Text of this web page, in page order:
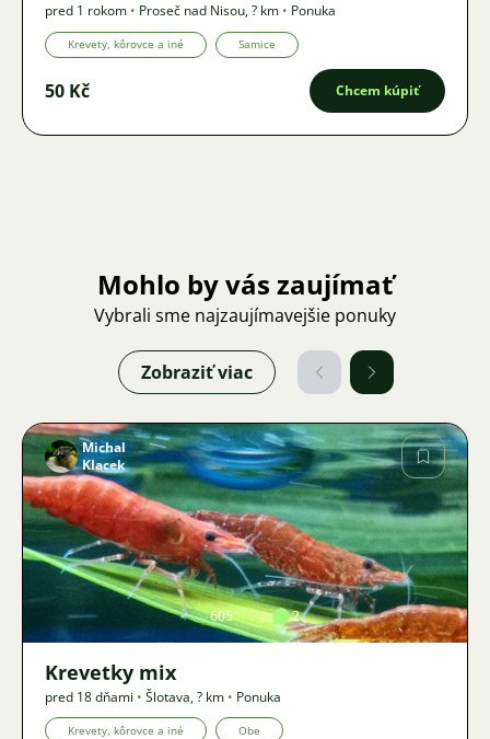
pred 1 rokom • Proseč nad Nisou,? km • Ponuka
Krevety, kôrovce a iné Samice
50 Kč Chcem kúpiť
Mohlo by vás zaujímať
Vybrali sme najzaujímavejšie ponuky
Zobraziť viac
Obrázok
Michal
Klacek
605 2
Krevetky mix
pred 18 dňami • Šlotava,? km • Ponuka
Krevety, kôrovce a iné Obe